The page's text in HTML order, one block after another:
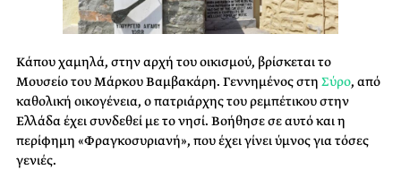
Κάπου χαμηλά, στην αρχή του οικισμού, βρίσκεται το
Μουσείο του Μάρκου Βαμβακάρη. Γεννημένος στη Σύρο, από
καθολική οικογένεια, ο πατριάρχης του ρεμπέτικου στην
Ελλάδα έχει συνδεθεί με το νησί. Βοήθησε σε αυτό και η
περίφημη «Φραγκοσυριανή», που έχει γίνει ύμνος για τόσες
γενιές.